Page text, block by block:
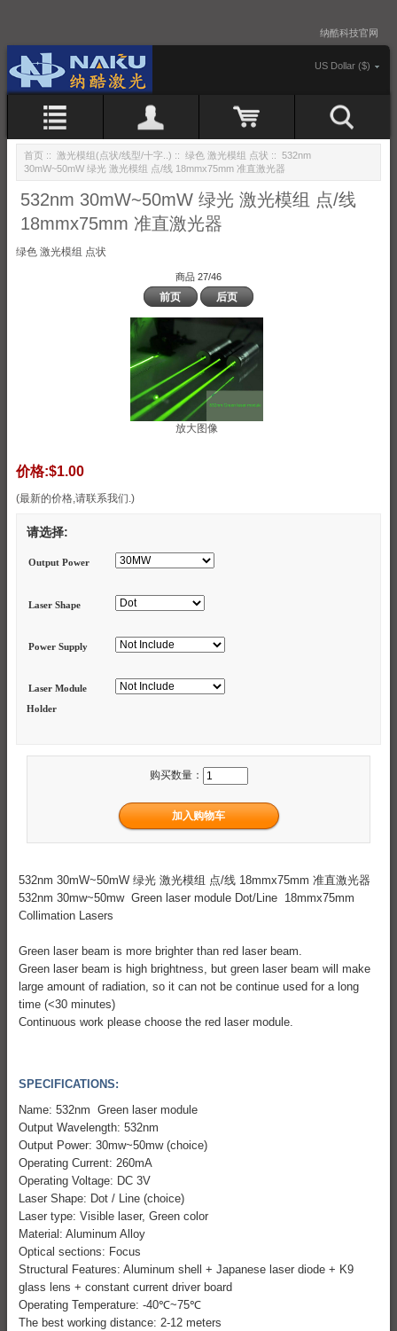
纳酷科技官网
US Dollar ($)
首页 :: 激光模组(点状/线型/十字..) :: 绿色 激光模组 点状 :: 532nm
30mW~50mW 绿光 激光模组 点/线 18mmx75mm 准直激光器
532nm 30mW~50mW 绿光 激光模组 点/线
18mmx75mm 准直激光器
绿色 激光模组 点状
商品 27/46
前页 后页
放大图像
价格:$1.00
(最新的价格,请联系我们.)
请选择:
Output Power
Laser Shape
Power Supply
Laser Module
Holder
购买数量：
532nm 30mW~50mW 绿光 激光模组 点/线 18mmx75mm 准直激光器
532nm 30mw~50mw Green laser module Dot/Line 18mmx75mm
Collimation Lasers
Green laser beam is more brighter than red laser beam.
Green laser beam is high brightness, but green laser beam will make
large amount of radiation, so it can not be continue used for a long
time (<30 minutes)
Continuous work please choose the red laser module.
SPECIFICATIONS:
Name: 532nm Green laser module
Output Wavelength: 532nm
Output Power: 30mw~50mw (choice)
Operating Current: 260mA
Operating Voltage: DC 3V
Laser Shape: Dot / Line (choice)
Laser type: Visible laser, Green color
Material: Aluminum Alloy
Optical sections: Focus
Structural Features: Aluminum shell + Japanese laser diode + K9
glass lens + constant current driver board
Operating Temperature: -40℃~75℃
The best working distance: 2-12 meters